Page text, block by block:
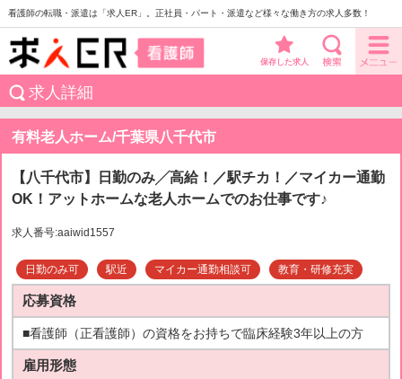
看護師の転職・派遣は「求人ER」。正社員・パート・派遣など様々な働き方の求人多数！
保存した求人
求人詳細
有料老人ホーム/千葉県八千代市
【八千代市】日勤のみ╱高給！／駅チカ！／マイカー通勤
OK！アットホームな老人ホームでのお仕事です♪
求人番号:aaiwid1557
日勤のみ可 駅近 マイカー通勤相談可 教育・研修充実
応募資格
■看護師（正看護師）の資格をお持ちで臨床経験3年以上の方
雇用形態